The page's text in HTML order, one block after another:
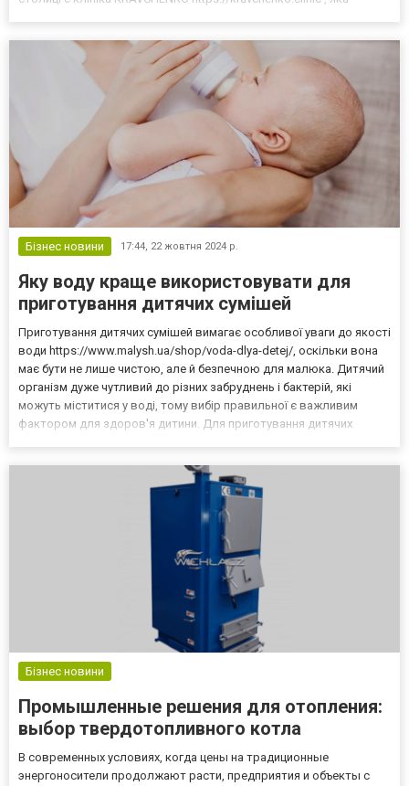
Бізнес новини 17:44, 22 жовтня 2024 р.
Яку воду краще використовувати для
приготування дитячих сумішей
Приготування дитячих сумішей вимагає особливої уваги до якості
води https://www.malysh.ua/shop/voda-dlya-detej/, оскільки вона
має бути не лише чистою, але й безпечною для малюка. Дитячий
організм дуже чутливий до різних забруднень і бактерій, які
можуть міститися у воді, тому вибір правильної є важливим
фактором для здоров'я дитини. Для приготування дитячих
Бізнес новини
Промышленные решения для отопления:
выбор твердотопливного котла
В современных условиях, когда цены на традиционные
энергоносители продолжают расти, предприятия и объекты с